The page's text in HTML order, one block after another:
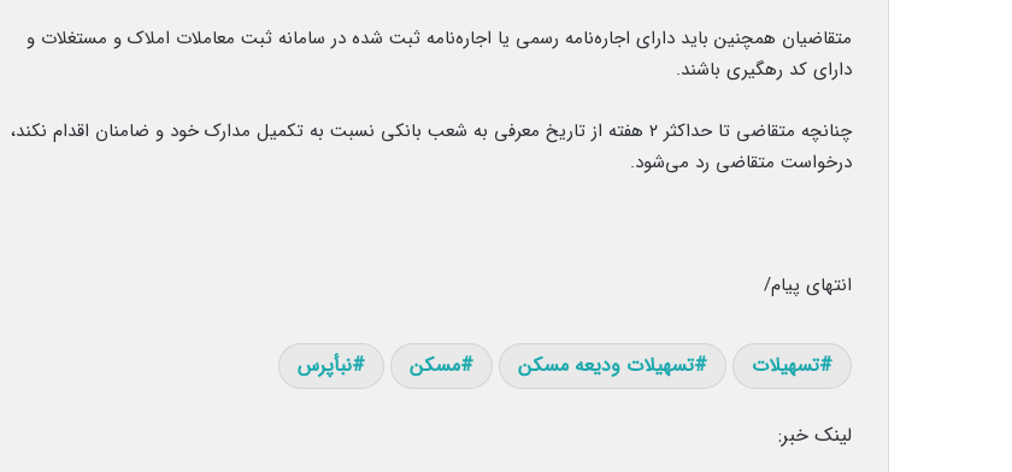
متقاضیان همچنین باید دارای اجاره‌نامه رسمی یا اجاره‌نامه ثبت شده در سامانه ثبت معاملات املاک و مستغلات و
دارای کد رهگیری باشند.
چنانچه متقاضی تا حداکثر ۲ هفته از تاریخ معرفی به شعب بانکی نسبت به تکمیل مدارک خود و ضامنان اقدام نکند،
درخواست متقاضی رد می‌شود.
انتهای پیام/
تسهیلات تسهیلات ودیعه مسکن مسکن نبأپرس
لینک خبر: